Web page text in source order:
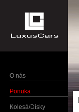
O nás
Ponuka
Kolesá/Disky